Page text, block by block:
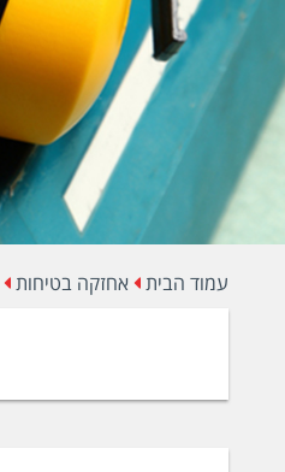
עמוד הבית אחזקה בטיחות